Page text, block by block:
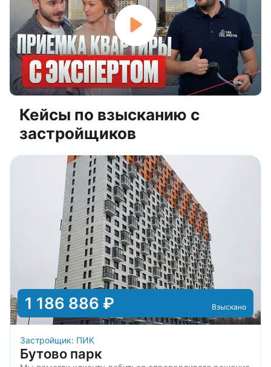
Кейсы по взысканию с
застройщиков
1 186 886 ₽ Взыскано
Застройщик: ПИК
Бутово парк